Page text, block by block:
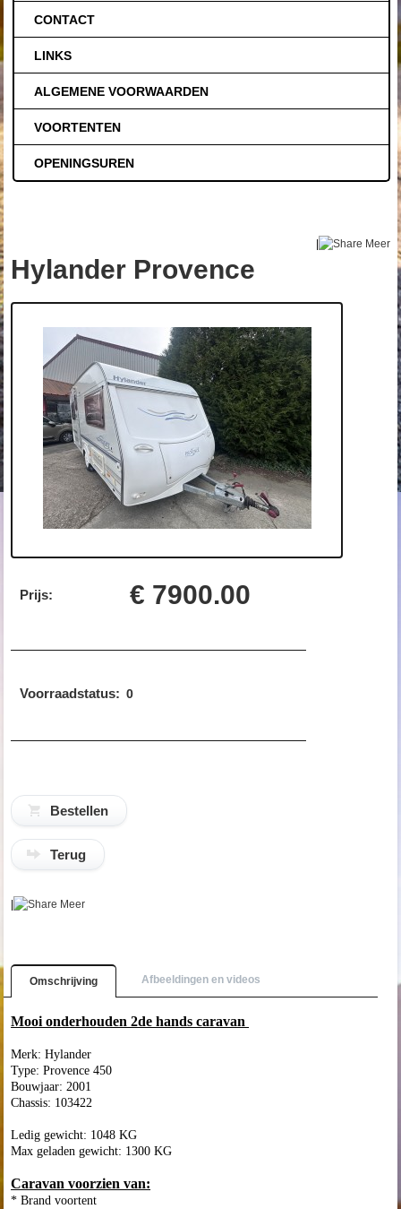
CONTACT
LINKS
ALGEMENE VOORWAARDEN
VOORTENTEN
OPENINGSUREN
| Meer
Hylander Provence
Prijs: € 7900.00
Voorraadstatus: 0
Terug
| Meer
Omschrijving Afbeeldingen en videos
Mooi onderhouden 2de hands caravan
Merk: Hylander
Type: Provence 450
Bouwjaar: 2001
Chassis: 103422
Ledig gewicht: 1048 KG
Max geladen gewicht: 1300 KG
Caravan voorzien van:
* Brand voortent